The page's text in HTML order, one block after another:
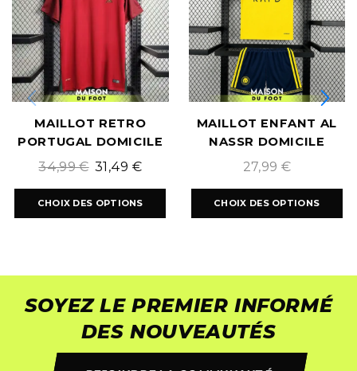
MAILLOT RETRO
PORTUGAL DOMICILE
2016/2017
34,99€ 31,49 €
CHOIX DES OPTIONS
MAILLOT ENFANT AL
NASSR DOMICILE
2026/2027
27,99 €
CHOIX DES OPTIONS
SOYEZ LE PREMIER INFORMÉ
DES NOUVEAUTÉS